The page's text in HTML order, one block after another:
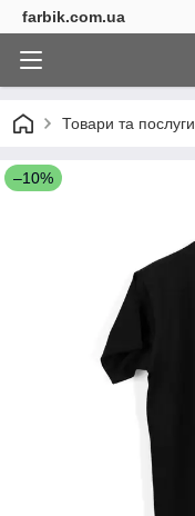
farbik.com.ua
Товари та послуги
–10%